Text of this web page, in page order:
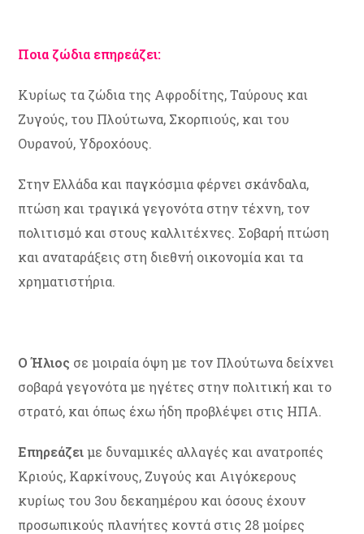
Ποια ζώδια επηρεάζει:
Κυρίως τα ζώδια της Αφροδίτης, Ταύρους και
Ζυγούς, του Πλούτωνα, Σκορπιούς, και του
Ουρανού, Υδροχόους.
Στην Ελλάδα και παγκόσμια φέρνει σκάνδαλα,
πτώση και τραγικά γεγονότα στην τέχνη, τον
πολιτισμό και στους καλλιτέχνες. Σοβαρή πτώση
και αναταράξεις στη διεθνή οικονομία και τα
χρηματιστήρια.
Ο Ήλιος σε μοιραία όψη με τον Πλούτωνα δείχνει
σοβαρά γεγονότα με ηγέτες στην πολιτική και το
στρατό, και όπως έχω ήδη προβλέψει στις ΗΠΑ.
Επηρεάζειμε δυναμικές αλλαγές και ανατροπές
Κριούς, Καρκίνους, Ζυγούς και Αιγόκερους
κυρίως του 3ου δεκαημέρου και όσους έχουν
προσωπικούς πλανήτες κοντά στις 28 μοίρες